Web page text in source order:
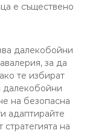
е съществено
далекобойни
за да
те избират
далекобойни
на безопасна
адаптирайте
на